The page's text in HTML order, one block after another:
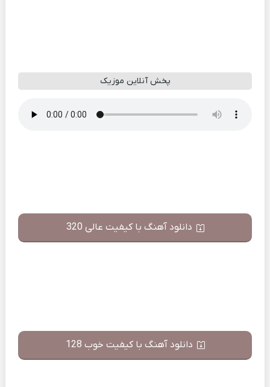
پخش آنلاین موزیک
دانلود آهنگ با کیفیت عالی 320
دانلود آهنگ با کیفیت خوب 128